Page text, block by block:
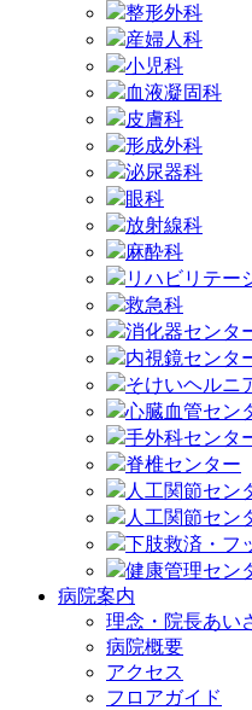
整形外科
産婦人科
小児科
血液凝固科
皮膚科
形成外科
泌尿器科
眼科
放射線科
麻酔科
リハビリテー
救急科
消化器センタ
内視鏡センタ
そけいヘルニ
心臓血管セン
手外科センタ
脊椎センター
人工関節セン
人工関節セン
下肢救済・フ
健康管理セン
病院案内
理念・院長あい
病院概要
アクセス
フロアガイド